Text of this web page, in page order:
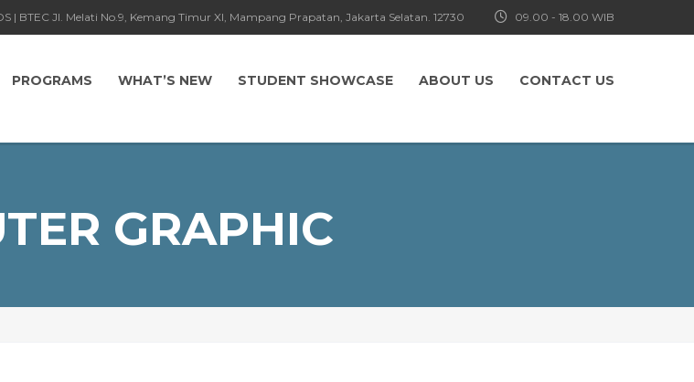
09.00 - 18.00 WIB
| BTEC Jl. Melati No.9, Kemang Timur XI, Mampang Prapatan, Jakarta Selatan. 12730
PROGRAMS WHAT’S NEW STUDENT SHOWCASE ABOUT US CONTACT US
GRAPHIC